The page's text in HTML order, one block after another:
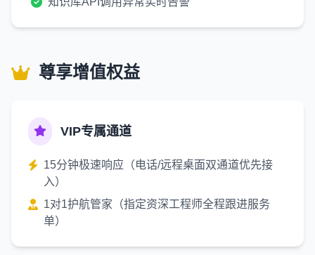
尊享增值权益
VIP专属通道
15分钟极速响应（电话/远程桌面双通道优先接
入）
1对1护航管家（指定资深工程师全程跟进服务
单）